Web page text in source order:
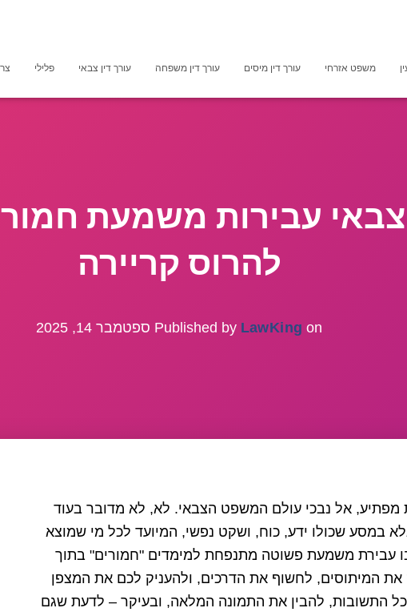
משפט אזרחי עורך דין מיסים עורך דין משפחה עורך דין צבאי פלילי
צבאי עבירות משמעת
להרוס קריירה
Published by LawKing on ספטמבר 14, 2025
מפתיע, אל נבכי עולם המשפט הצבאי. לא, לא מדובר בעוד
במסע שכולו ידע, כוח, ושקט נפשי, המיועד לכל מי שמוצא
עבירת משמעת פשוטה מתנפחת למימדים "חמורים" בתוך
המיתוסים, לחשוף את הדרכים, ולהעניק לכם את המצפן
התשובות, להבין את התמונה המלאה, ובעיקר – לדעת שגם